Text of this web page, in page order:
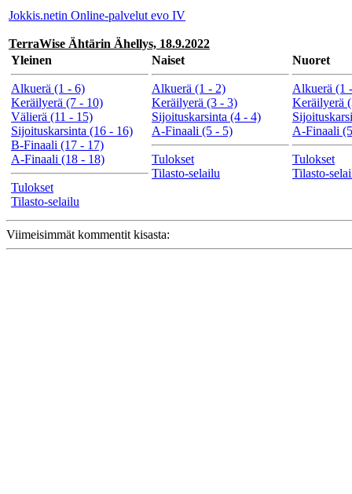
Jokkis.netin Online-palvelut evo IV
TerraWise Ähtärin Ähellys, 18.9.2022
Yleinen
Alkuerä (1 - 6)
Keräilyerä (7 - 10)
Välierä (11 - 15)
Sijoituskarsinta (16 - 16)
B-Finaali (17 - 17)
A-Finaali (18 - 18)
Tulokset
Tilasto-selailu
Naiset
Alkuerä (1 - 2)
Keräilyerä (3 - 3)
Sijoituskarsinta (4 - 4)
A-Finaali (5 - 5)
Tulokset
Tilasto-selailu
Nuoret
Alkuerä (1
Keräilyerä
A-Finaali
Tulokset
Tilasto-
Viimeisimmät kommentit kisasta: